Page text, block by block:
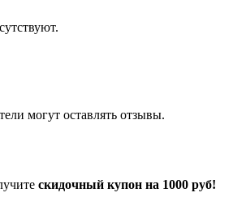
могут оставлять отзывы.
скидочный купон на 1000 руб!